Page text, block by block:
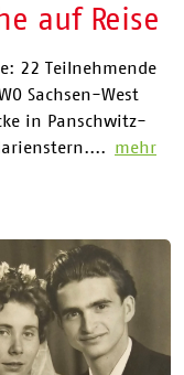
auf Reise
22 Teilnehmende
Sachsen-West
in Panschwitz-
mehr